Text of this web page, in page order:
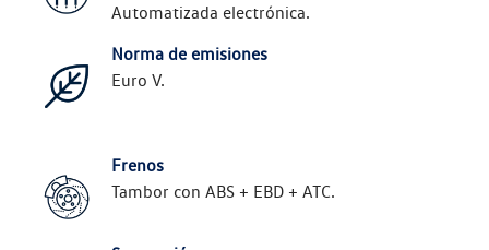
Automatizada electrónica.
Norma de emisiones
Euro V.
Frenos
Tambor con ABS + EBD + ATC.